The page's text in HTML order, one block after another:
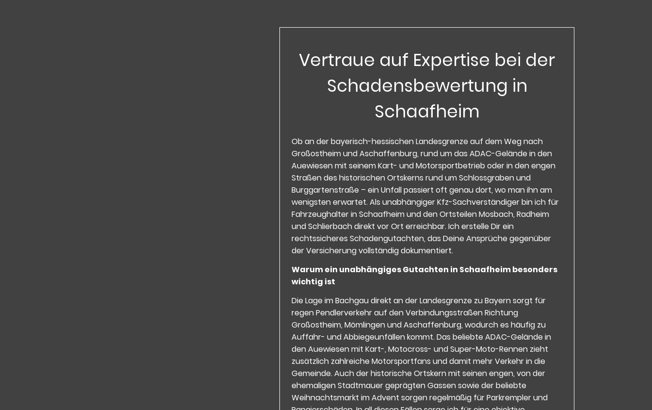
Vertraue auf Expertise bei der
Schadensbewertung in
Schaafheim
Ob an der bayerisch-hessischen Landesgrenze auf dem Weg nach
Großostheim und Aschaffenburg, rund um das ADAC-Gelände in den
Auewiesen mit seinem Kart- und Motorsportbetrieb oder in den engen
Straßen des historischen Ortskerns rund um Schlossgraben und
Burggartenstraße – ein Unfall passiert oft genau dort, wo man ihn am
wenigsten erwartet. Als unabhängiger Kfz-Sachverständiger bin ich für
Fahrzeughalter in Schaafheim und den Ortsteilen Mosbach, Radheim
und Schlierbach direkt vor Ort erreichbar. Ich erstelle Dir ein
rechtssicheres Schadengutachten, das Deine Ansprüche gegenüber
der Versicherung vollständig dokumentiert.
Warum ein unabhängiges Gutachten in Schaafheim besonders
wichtig ist
Die Lage im Bachgau direkt an der Landesgrenze zu Bayern sorgt für
regen Pendlerverkehr auf den Verbindungsstraßen Richtung
Großostheim, Mömlingen und Aschaffenburg, wodurch es häufig zu
Auffahr- und Abbiegeunfällen kommt. Das beliebte ADAC-Gelände in
den Auewiesen mit Kart-, Motocross- und Super-Moto-Rennen zieht
zusätzlich zahlreiche Motorsportfans und damit mehr Verkehr in die
Gemeinde. Auch der historische Ortskern mit seinen engen, von der
ehemaligen Stadtmauer geprägten Gassen sowie der beliebte
Weihnachtsmarkt im Advent sorgen regelmäßig für Parkrempler und